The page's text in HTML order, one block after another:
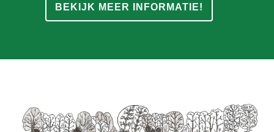
BEKIJK MEER INFORMATIE!